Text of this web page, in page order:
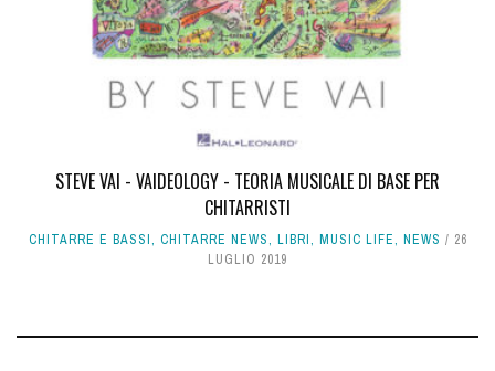
STEVE VAI - VAIDEOLOGY - TEORIA MUSICALE DI BASE PER
CHITARRISTI
CHITARRE E BASSI, CHITARRE NEWS, LIBRI, MUSIC LIFE, NEWS
26
LUGLIO 2019